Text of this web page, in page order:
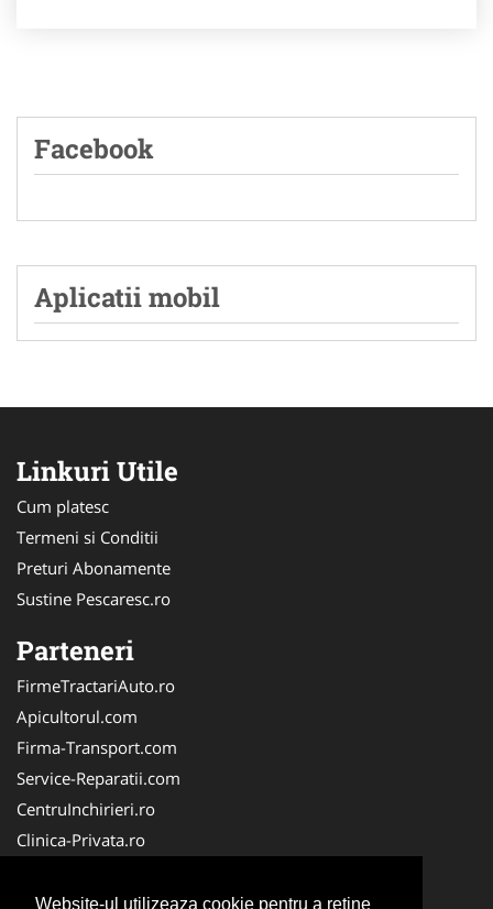
Website-ul utilizeaza cookie pentru a reţine
Facebook
Aplicatii mobil
Linkuri Utile
Cum platesc
Termeni si Conditii
Preturi Abonamente
Sustine Pescaresc.ro
Parteneri
FirmeTractariAuto.ro
Apicultorul.com
Firma-Transport.com
Service-Reparatii.com
CentruInchirieri.ro
Clinica-Privata.ro
Servicii-DDD.com